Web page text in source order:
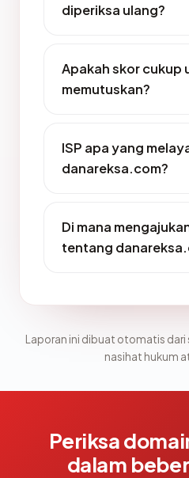
diperiksa ulang?
Apakah skor cukup
memutuskan?
ISP apa yang
danareksa.com?
Di mana
tentang
Laporan ini dibuat otomatis dari
nasihat hukum
Periksa
dalam